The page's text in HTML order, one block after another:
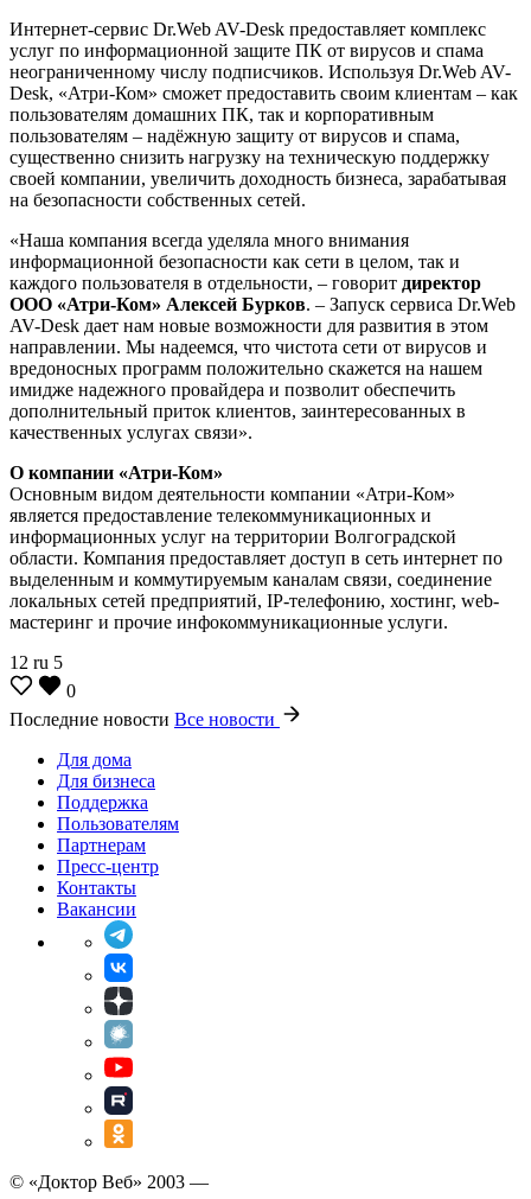
Интернет-сервис Dr.Web AV-Desk предоставляет комплекс
услуг по информационной защите ПК от вирусов и спама
неограниченному числу подписчиков. Используя Dr.Web AV-
Desk, «Атри-Ком» сможет предоставить своим клиентам – как
пользователям домашних ПК, так и корпоративным
пользователям – надёжную защиту от вирусов и спама,
существенно снизить нагрузку на техническую поддержку
своей компании, увеличить доходность бизнеса, зарабатывая
на безопасности собственных сетей.
«Наша компания всегда уделяла много внимания
информационной безопасности как сети в целом, так и
каждого пользователя в отдельности, – говорит директор
ООО «Атри-Ком» Алексей Бурков. – Запуск сервиса Dr.Web
AV-Desk дает нам новые возможности для развития в этом
направлении. Мы надеемся, что чистота сети от вирусов и
вредоносных программ положительно скажется на нашем
имидже надежного провайдера и позволит обеспечить
дополнительный приток клиентов, заинтересованных в
качественных услугах связи».
О компании «Атри-Ком»
Основным видом деятельности компании «Атри-Ком»
является предоставление телекоммуникационных и
информационных услуг на территории Волгоградской
области. Компания предоставляет доступ в сеть интернет по
выделенным и коммутируемым каналам связи, соединение
локальных сетей предприятий, IP-телефонию, хостинг, web-
мастеринг и прочие инфокоммуникационные услуги.
12 ru 5
0
Последние новости Все новости
Для дома
Для бизнеса
Поддержка
Пользователям
Партнерам
Пресс-центр
Контакты
Вакансии
© «Доктор Веб» 2003 —